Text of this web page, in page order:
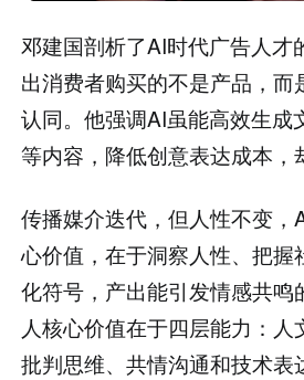
邓建国剖析了AI时代广告人才
出消费者购买的不是产品，而
认同。他强调AI虽能高效生成
等内容，降低创意表达成本，
传播媒介迭代，但人性不变，
心价值，在于洞察人性、把握
化符号，产出能引发情感共鸣
人核心价值在于四层能力：
批判思维、共情沟通和技术表